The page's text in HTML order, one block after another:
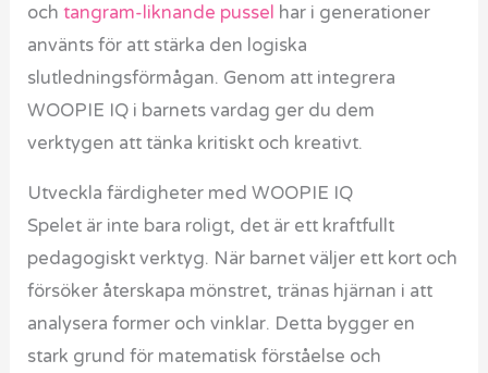
ochtangram-liknande pussel har i generationer
använts för att stärka den logiska
slutledningsförmågan. Genom att integrera
WOOPIE IQ i barnets vardag ger du dem
verktygen att tänka kritiskt och kreativt.
Utveckla färdigheter med WOOPIE IQ
Spelet är inte bara roligt, det är ett kraftfullt
pedagogiskt verktyg. När barnet väljer ett kort och
försöker återskapa mönstret, tränas hjärnan i att
analysera former och vinklar. Detta bygger en
stark grund för matematisk förståelse och